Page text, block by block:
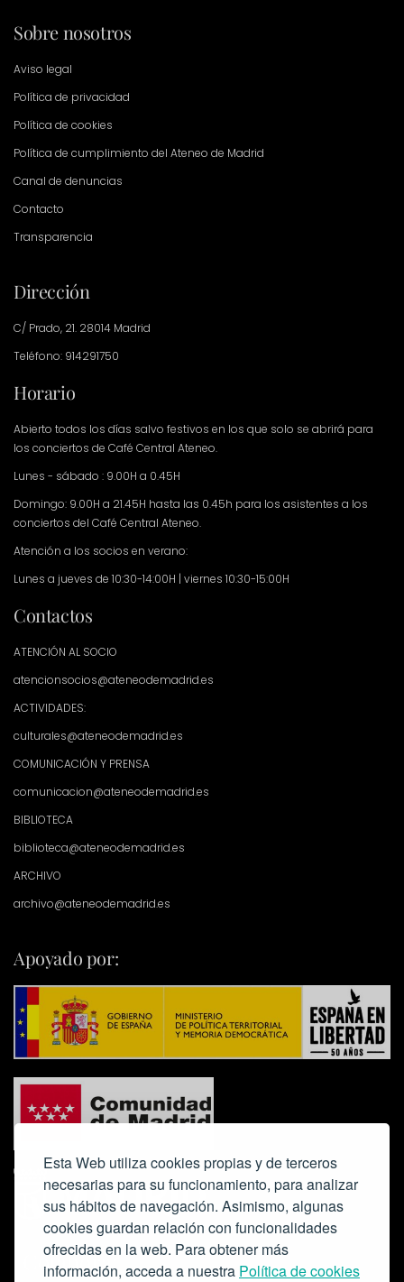
Esta Web utiliza cookies propias y de terceros
necesarias para su funcionamiento, para analizar
sus hábitos de navegación. Asimismo, algunas
cookies guardan relación con funcionalidades
ofrecidas en la web. Para obtener más
información, acceda a nuestra Política de cookies
Sobre nosotros
Aviso legal
Política de privacidad
Política de cookies
Política de cumplimiento del Ateneo de Madrid
Canal de denuncias
Contacto
Transparencia
Dirección
C/ Prado, 21. 28014 Madrid
Teléfono: 914291750
Horario
Abierto todos los días salvo festivos en los que solo se abrirá para
los conciertos de Café Central Ateneo.
Lunes - sábado : 9.00H a 0.45H
Domingo: 9.00H a 21.45H hasta las 0.45h para los asistentes a los
conciertos del Café Central Ateneo.
Atención a los socios en verano:
Lunes a jueves de 10:30-14:00H | viernes 10:30-15:00H
Contactos
ATENCIÓN AL SOCIO
atencionsocios@ateneodemadrid.es
ACTIVIDADES:
culturales@ateneodemadrid.es
COMUNICACIÓN Y PRENSA
comunicacion@ateneodemadrid.es
BIBLIOTECA
biblioteca@ateneodemadrid.es
ARCHIVO
archivo@ateneodemadrid.es
Apoyado por:
Colabora: